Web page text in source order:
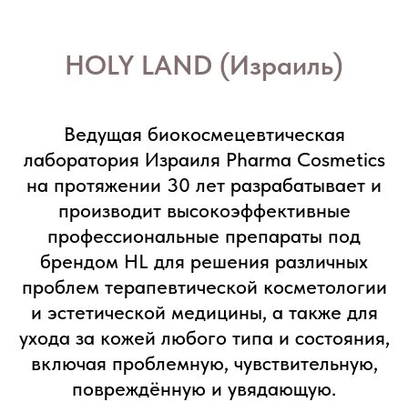
HOLY LAND (Израиль)
Ведущая биокосмецевтическая
лаборатория Израиля Pharma Cosmetics
на протяжении 30 лет разрабатывает и
производит высокоэффективные
профессиональные препараты под
брендом HL для решения различных
проблем терапевтической косметологии
и эстетической медицины, а также для
ухода за кожей любого типа и состояния,
включая проблемную, чувствительную,
повреждённую и увядающую.